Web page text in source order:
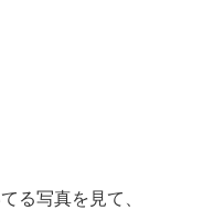
る写真を見て、